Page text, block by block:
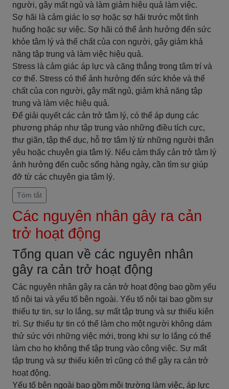
người, gây mất ngủ và làm giảm hiệu quả làm việc.
Sợ hãi là cảm giác lo sợ hoặc sợ hãi trước một tình
huống hoặc sự việc. Sợ hãi có thể ảnh hưởng đến sức
khỏe tâm lý và thể chất của con người, gây giảm khả
năng tập trung và làm việc hiệu quả.
Stress là cảm giác áp lực và căng thẳng trong tâm trí và
cơ thể. Stress có thể ảnh hưởng đến sức khỏe và thể
chất của con người, gây mất ngủ, giảm khả năng tập
trung và làm việc hiệu quả.
Để giải quyết các cản trở tâm lý, có thể áp dụng các
phương pháp như tập trung vào những điều tích cực,
thư giãn, tập thể dục, hỗ trợ tâm lý từ những người thân
yêu hoặc chuyên gia tâm lý. Nếu cảm thấy cản trở tâm lý
ảnh hưởng đến cuộc sống hàng ngày, cần tìm sự giúp
đỡ từ các chuyên gia tâm lý.
Tóm tắt
Các nguyên nhân gây ra cản
trở hoạt động
Tổng quan về các nguyên nhân
gây ra cản trở hoạt động
Các nguyên nhân gây ra cản trở hoạt động bao gồm yếu
tố nội tại và yếu tố bên ngoài. Yếu tố nội tại bao gồm sự
thiếu tự tin, sự lo lắng, sự mất tập trung và sự thiếu kiên
trì. Sự thiếu tự tin có thể làm cho một người không dám
thử sức với những việc mới, trong khi sự lo lắng có thể
làm cho họ không thể tập trung vào công việc. Sự mất
tập trung và sự thiếu kiên trì cũng có thể gây ra cản trở
hoạt động.
Yếu tố bên ngoài bao gồm môi trường làm việc, áp lực